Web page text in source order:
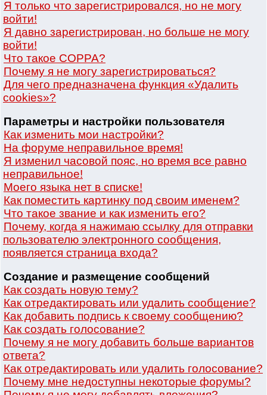
Я только что зарегистрировался, но не могу
войти!
Я давно зарегистрирован, но больше не могу
войти!
Что такое COPPA?
Почему я не могу зарегистрироваться?
Для чего предназначена функция «Удалить
cookies»?
Параметры и настройки пользователя
Как изменить мои настройки?
На форуме неправильное время!
Я изменил часовой пояс, но время все равно
неправильное!
Моего языка нет в списке!
Как поместить картинку под своим именем?
Что такое звание и как изменить его?
Почему, когда я нажимаю ссылку для отправки
пользователю электронного сообщения,
появляется страница входа?
Создание и размещение сообщений
Как создать новую тему?
Как отредактировать или удалить сообщение?
Как добавить подпись к своему сообщению?
Как создать голосование?
Почему я не могу добавить больше вариантов
ответа?
Как отредактировать или удалить голосование?
Почему мне недоступны некоторые форумы?